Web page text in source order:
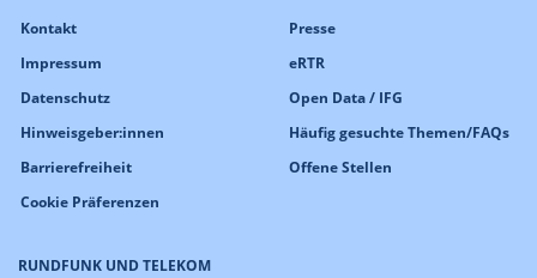
RUNDFUNK UND TELEKOM
Kontakt
Impressum
Datenschutz
Hinweisgeber:innen
Barrierefreiheit
Cookie Präferenzen
Presse
eRTR
Open Data / IFG
Häufig gesuchte Themen/FAQs
Offene Stellen